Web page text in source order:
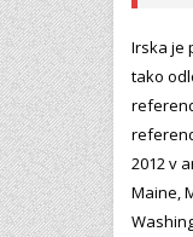
Irska je
tako
2012 v
Maine,